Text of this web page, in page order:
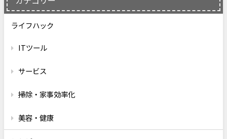
ライフハック
ITツール
サービス
掃除・家事効率化
美容・健康